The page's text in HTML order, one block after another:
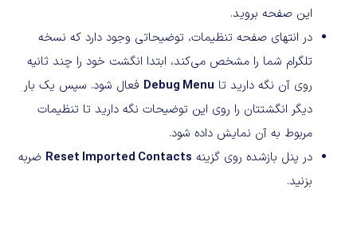
این صفحه بروید.
در انتهای صفحه تنظیمات، توضیحاتی وجود دارد که نسخه
تلگرام شما را مشخص می‌کند، ابتدا انگشت خود را چند ثانیه
روی آن نگه دارید تا Debug Menu فعال شود. سپس یک بار
دیگر انگشتتان را روی این توضیحات نگه دارید تا تنظیمات
مربوط به آن نمایش داده شود.
در پنل باز‌شده روی گزینه Reset Imported Contacts ضربه
بزنید.